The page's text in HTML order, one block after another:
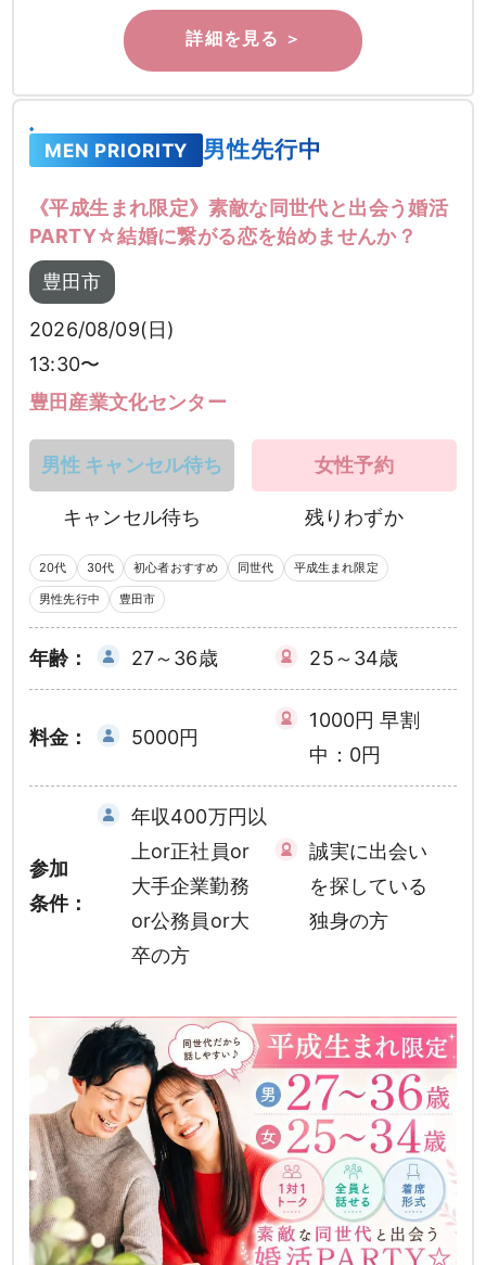
MEN PRIORITY 男性先行中
《平成生まれ限定》素敵な同世代と出会う婚活
PARTY☆結婚に繋がる恋を始めませんか？
豊田市
2026/08/09(日)
13:30〜
豊田産業文化センター
男性 キャンセル待ち
キャンセル待ち
女性予約
残りわずか
20代 30代 初心者おすすめ 同世代 平成生まれ限定
男性先行中 豊田市
年齢： 27～36歳 25～34歳
料金： 5000円
1000円 早割
中：0円
参加
条件：
年収400万円以
上or正社員or
大手企業勤務
or公務員or大
卒の方
誠実に出会い
を探している
独身の方